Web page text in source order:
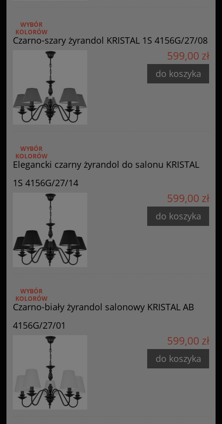
Czarno-szary żyrandol KRISTAL 1S 4156G/27/08
WYBÓR
KOLORÓW
599,00 zł
do koszyka
Elegancki czarny żyrandol do salonu KRISTAL
1S 4156G/27/14
WYBÓR
KOLORÓW
599,00 zł
do koszyka
Czarno-biały żyrandol salonowy KRISTAL AB
4156G/27/01
WYBÓR
KOLORÓW
599,00 zł
do koszyka